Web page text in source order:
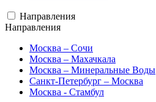
Направления
Направления
Москва – Сочи
Москва – Махачкала
Москва – Минеральные Воды
Санкт-Петербург – Москва
Москва - Стамбул